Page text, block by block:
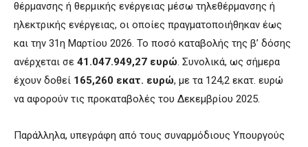
θέρμανσης ή θερμικής ενέργειας μέσω τηλεθέρμανσης ή
ηλεκτρικής ενέργειας, οι οποίες πραγματοποιήθηκαν έως
και την 31η Μαρτίου 2026. Το ποσό καταβολής της β’ δόσης
ανέρχεται σε 41.047.949,27 ευρώ. Συνολικά, ως σήμερα
έχουν δοθεί 165,260 εκατ. ευρώ, με τα 124,2 εκατ. ευρώ
να αφορούν τις προκαταβολές του Δεκεμβρίου 2025.
Παράλληλα, υπεγράφη από τους συναρμόδιους Υπουργούς